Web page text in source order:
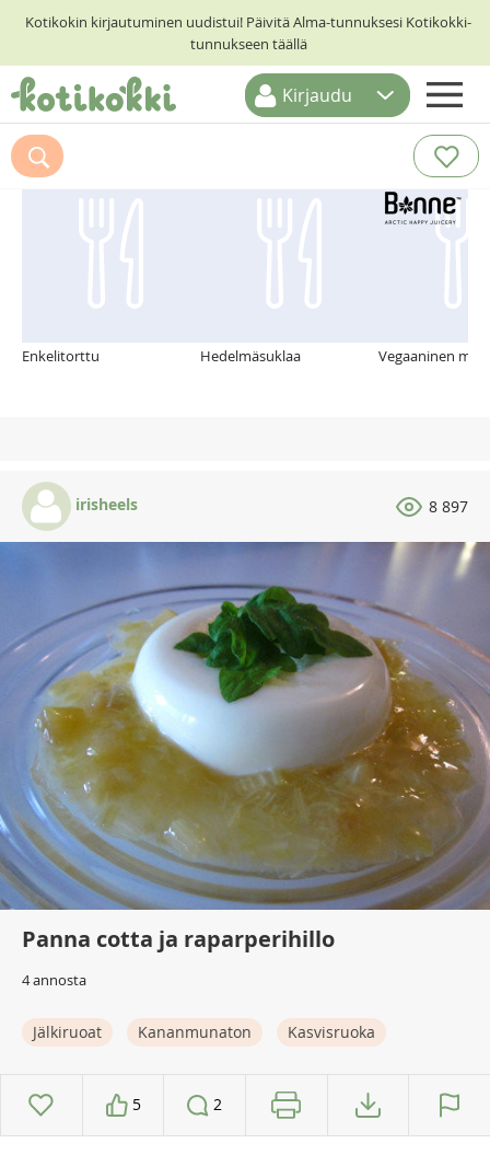
Kotikokin kirjautuminen uudistui! Päivitä Alma-tunnuksesi Kotikokki-
tunnukseen täällä
ETUSIVU
RESEPTIHAKU
Kirjaudu
Suosittelemme myös
Enkelitorttu Hedelmäsuklaa Vegaaninen
irisheels 8 897
Panna cotta ja raparperihillo
4 annosta
Jälkiruoat Kananmunaton Kasvisruoka
5 2